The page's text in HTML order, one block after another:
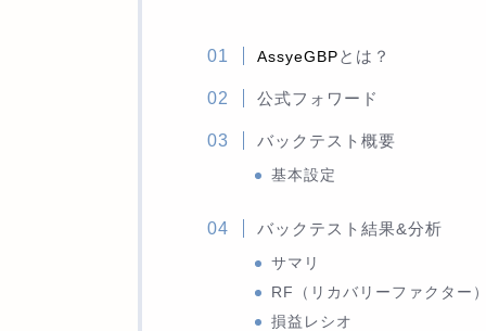
AssyeGBPとは？
公式フォワード
バックテスト概要
基本設定
バックテスト結果&分析
サマリ
RF（リカバリーファクター
損益レシオ